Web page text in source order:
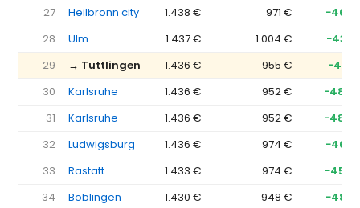
27 Heilbronn city 1.438 € 971 €
−467
28
Ulm 1.437 € 1.004 €
−433
29
→ Tuttlingen 1.436 € 955 €
−481
30
Karlsruhe 1.436 € 952 €
−484
31
Karlsruhe 1.436 € 952 €
−484
32
Ludwigsburg 1.436 € 974 €
−462
33
Rastatt 1.433 € 974 €
−459
34
Böblingen 1.430 € 948 € −482